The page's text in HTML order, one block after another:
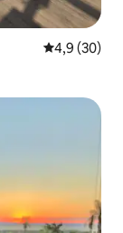
Évaluation
4,9 (30)